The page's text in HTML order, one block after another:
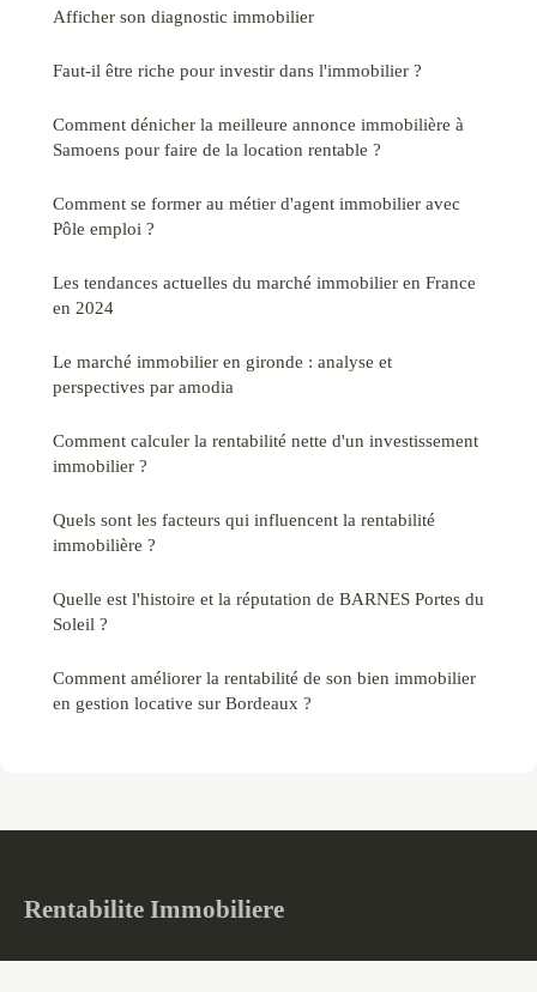
Afficher son diagnostic immobilier
Faut-il être riche pour investir dans l'immobilier ?
Comment dénicher la meilleure annonce immobilière à
Samoens pour faire de la location rentable ?
Comment se former au métier d'agent immobilier avec
Pôle emploi ?
Les tendances actuelles du marché immobilier en France
en 2024
Le marché immobilier en gironde : analyse et
perspectives par amodia
Comment calculer la rentabilité nette d'un investissement
immobilier ?
Quels sont les facteurs qui influencent la rentabilité
immobilière ?
Quelle est l'histoire et la réputation de BARNES Portes du
Soleil ?
Comment améliorer la rentabilité de son bien immobilier
en gestion locative sur Bordeaux ?
Rentabilite Immobiliere